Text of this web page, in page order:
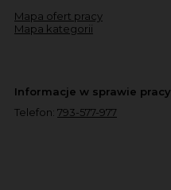
Mapa ofert pracy
Mapa kategorii
Informacje w sprawie pracy
Telefon: 793-577-977